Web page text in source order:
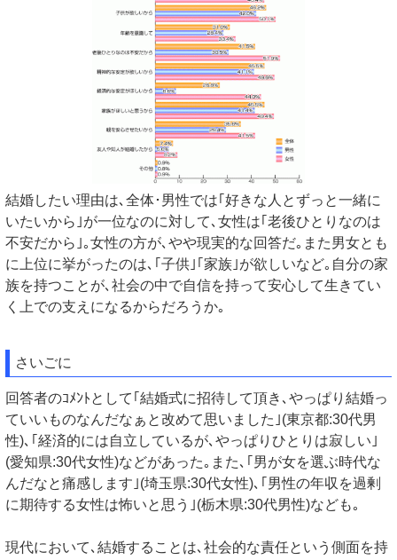
結婚したい理由は､全体･男性では｢好きな人とずっと一緒に
いたいから｣が一位なのに対して､女性は｢老後ひとりなのは
不安だから｣｡女性の方が､やや現実的な回答だ｡また男女とも
に上位に挙がったのは､｢子供｣｢家族｣が欲しいなど｡自分の家
族を持つことが､社会の中で自信を持って安心して生きてい
く上での支えになるからだろうか｡
さいごに
回答者のｺﾒﾝﾄとして｢結婚式に招待して頂き､やっぱり結婚っ
ていいものなんだなぁと改めて思いました｣(東京都:30代男
性)､｢経済的には自立しているが､やっぱりひとりは寂しい｣
(愛知県:30代女性)などがあった｡また､｢男が女を選ぶ時代な
んだなと痛感します｣(埼玉県:30代女性)､｢男性の年収を過剰
に期待する女性は怖いと思う｣(栃木県:30代男性)なども｡
現代において､結婚することは､社会的な責任という側面を持